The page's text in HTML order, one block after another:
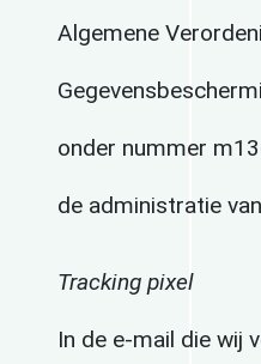
Algemene
onder nummer
de administratie
Tracking pixel
In de e-mail die wij